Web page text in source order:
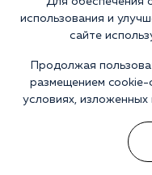
Что делать
Мы знаем всю глубину
Консультанты
зависимость и знают
консультацию бесплатно
использования и
сайте
Продолжая
размещением
условиях, изложенных